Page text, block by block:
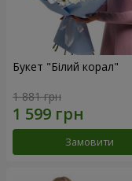
Букет "Білий корал"
1 881 грн
Замовити